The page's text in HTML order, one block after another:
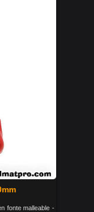
fonte malleable -